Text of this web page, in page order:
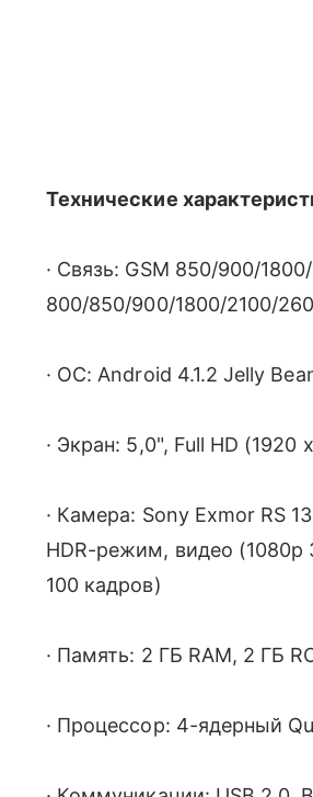
Технические
· Связь: GSM 850/900/
800/850/900/1800/2100/
· ОС: Android 4.1.2 Jelly
· Экран: 5,0", Full HD (1920
· Камера: Sony Exmor RS
HDR-режим, видео
100 кадров)
· Память: 2 ГБ RAM, 2 ГБ
· Процессор: 4-ядерный